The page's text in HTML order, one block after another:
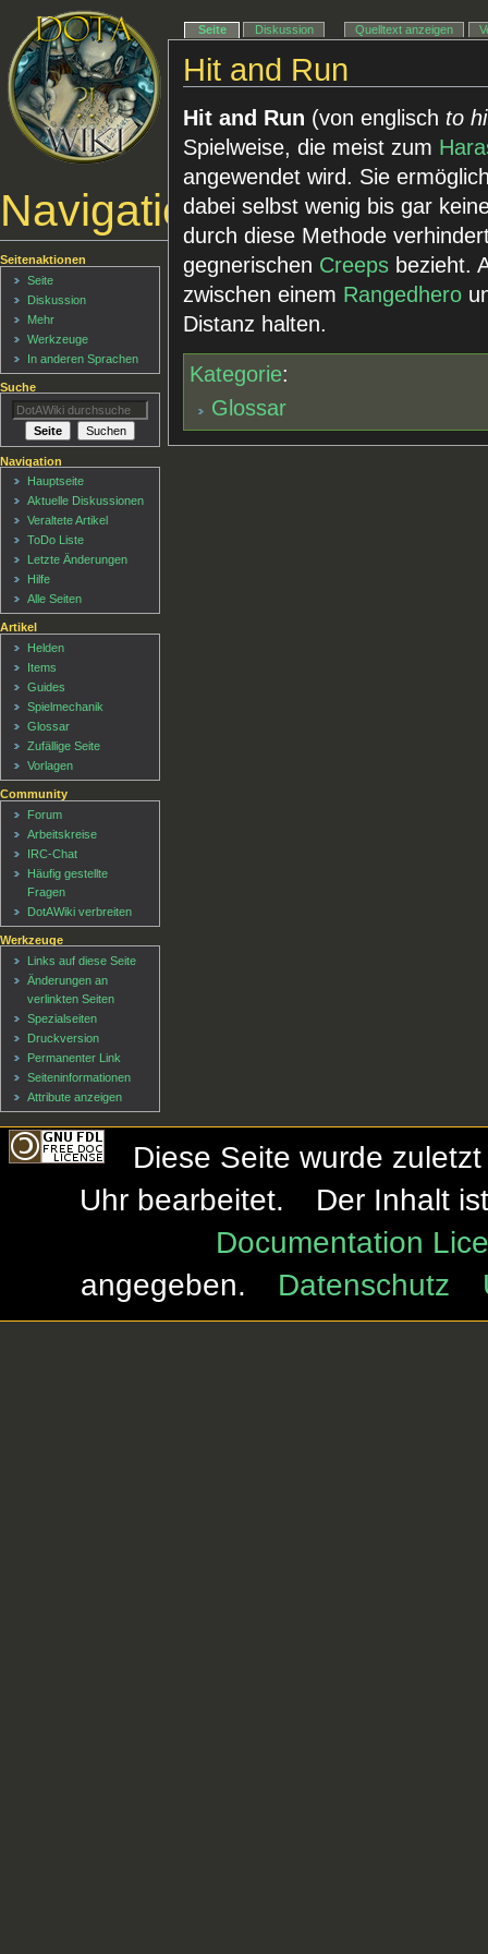
Hit and Run
Hit and Run (von englisch to
Spielweise, die meist zum
angewendet wird. Sie
dabei selbst wenig bis gar
durch diese Methode
gegnerischen Creeps bezieht.
zwischen einem Rangedhero
Distanz halten.
Kategorie:
Glossar
Navigationsmenü
Seite Diskussion Quelltext anzeigen
Seitenaktionen
Seite
Diskussion
Mehr
Werkzeuge
In anderen Sprachen
Suche
Navigation
Hauptseite
Aktuelle Diskussionen
Veraltete Artikel
ToDo Liste
Letzte Änderungen
Hilfe
Alle Seiten
Artikel
Helden
Items
Guides
Spielmechanik
Glossar
Zufällige Seite
Vorlagen
Community
Forum
Arbeitskreise
IRC-Chat
Häufig gestellte
Fragen
DotAWiki verbreiten
Werkzeuge
Links auf diese Seite
Änderungen an
verlinkten Seiten
Spezialseiten
Druckversion
Permanenter Link
Seiten­informationen
Attribute anzeigen
Diese Seite wurde
Uhr bearbeitet.
Der Inhalt
Documentation
angegeben.
Datenschutz